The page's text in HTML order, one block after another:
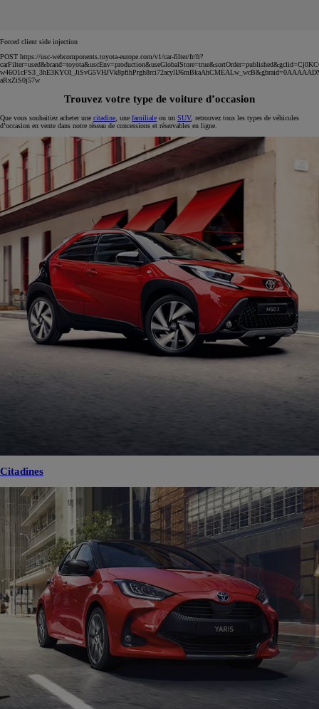
Forced client side injection
POST https://usc-webcomponents.toyota-europe.com/v1/car-filter/fr/fr?
aRxZiS0j57w
Trouvez votre type de voiture d’occasion
Que vous souhaitiez acheter une citadine , une familiale ou un SUV, retrouvez tous les types de véhicules
d’occasion en vente dans notre réseau de concessions et réservables en ligne.
Citadines